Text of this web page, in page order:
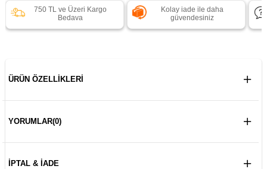
750 TL ve Üzeri Kargo
Bedava
Kolay iade ile daha
güvendesiniz
ÜRÜN ÖZELLIKLERI
YORUMLAR(0)
İPTAL & İADE